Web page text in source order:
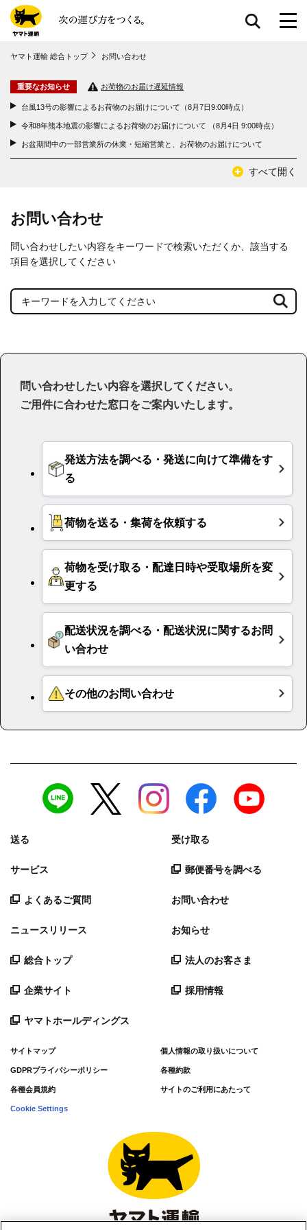
ページ本⽂に移動
フッターに移動
ヤマト運輸 総合トップ お問い合わせ
重要なお知らせ お荷物のお届け遅延情報
台風13号の影響によるお荷物のお届けについて（8月7日9:00時点）
令和8年熊本地震の影響によるお荷物のお届けについて （8月4日 9:00時点）
お盆期間中の一部営業所の休業・短縮営業と、お荷物のお届けについて
すべて開く
お問い合わせ
問い合わせしたい内容をキーワードで検索いただくか、該当する
項目を選択してください
送る 受け取る
サービス 郵便番号を調べる
よくあるご質問 お問い合わせ
ニュースリリース お知らせ
総合トップ 法人のお客さま
企業サイト 採用情報
ヤマトホールディングス
サイトマップ 個人情報の取り扱いについて
GDPRプライバシーポリシー 各種約款
各種会員規約 サイトのご利用にあたって
Cookie Settings